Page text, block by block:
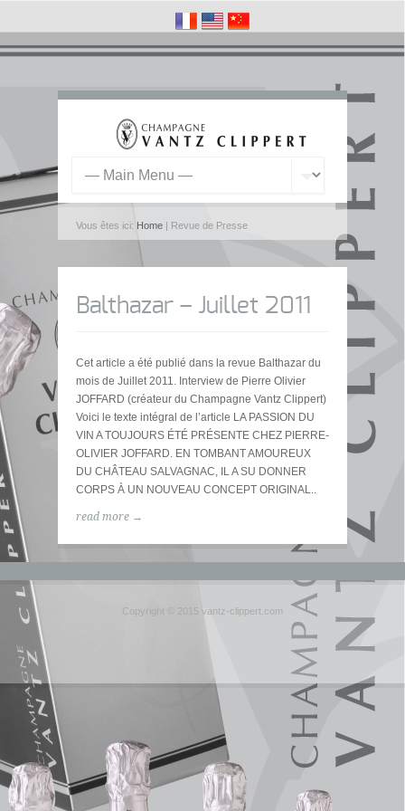
Vous êtes ici: Home | Revue de Presse
Balthazar – Juillet 2011
Cet article a été publié dans la revue Balthazar du
mois de Juillet 2011. Interview de Pierre Olivier
JOFFARD (créateur du Champagne Vantz Clippert)
Voici le texte intégral de l’article LA PASSION DU
VIN A TOUJOURS ÉTÉ PRÉSENTE CHEZ PIERRE-
OLIVIER JOFFARD. EN TOMBANT AMOUREUX
DU CHÂTEAU SALVAGNAC, IL A SU DONNER
CORPS À UN NOUVEAU CONCEPT ORIGINAL..
read more →
Copyright © 2015 vantz-clippert.com